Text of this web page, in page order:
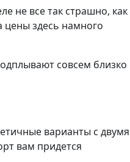
не все так страшно, как
цены здесь намного
совсем близко
варианты с двумя
вам придется